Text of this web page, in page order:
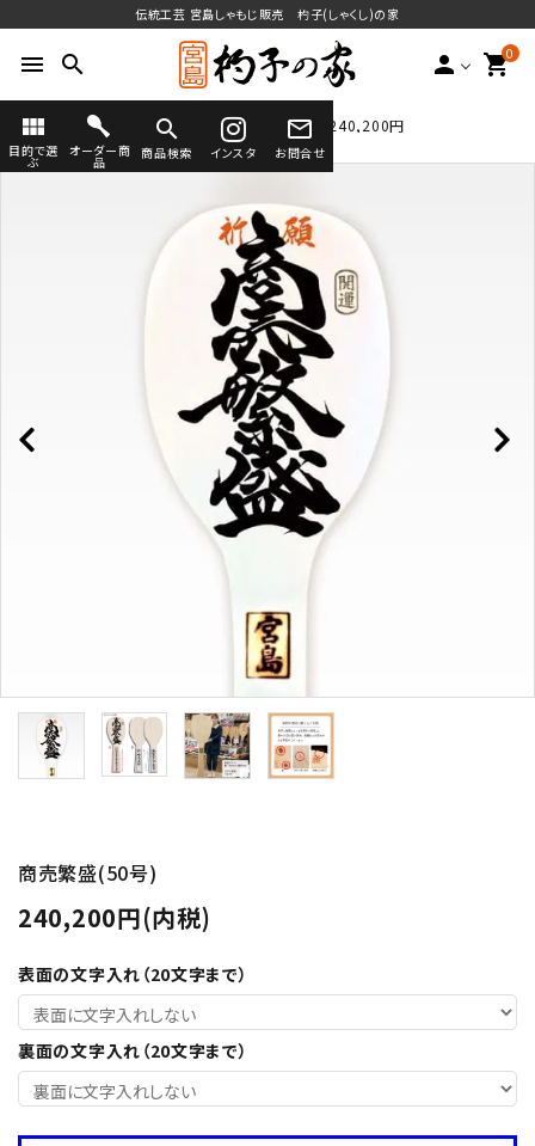
伝統工芸 宮島しゃもじ販売 杓子(しゃくし)の家
menu search person 0
shopping_cart
view_module
目的で選
ぶ
オーダー商
品
search
商品検索 インスタ
mail_outline
お問合せ
送料無料
search
オーダーしゃもじとは
(フルオーダー・セミオーダー)
宮島のしゃもじについて
オーダーしゃもじ制作事例
包装について
プライバシーポリシー
ACCOUNT MENU
meeting_room ログイン
TOP 看板杓子 50号(150cm×50cm) 240,200円
商売繁盛(50号)
240,200円(内税)
表面の文字入れ（20文字まで）
裏面の文字入れ（20文字まで）